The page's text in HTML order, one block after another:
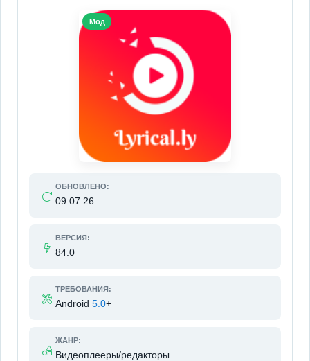
ОБНОВЛЕНО:
09.07.26
ВЕРСИЯ:
84.0
ТРЕБОВАНИЯ:
Android 5.0+
ЖАНР:
Видеоплееры/редакторы
Мод